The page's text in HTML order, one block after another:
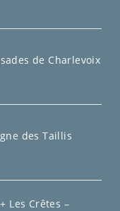
de Charlevoix
des Taillis
Les Crêtes –